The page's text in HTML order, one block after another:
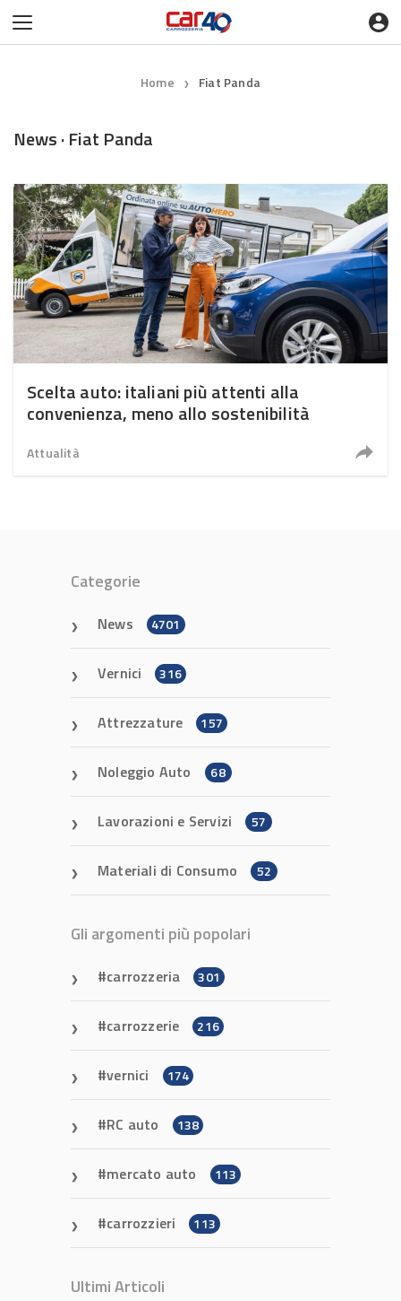
Home ❯ Fiat Panda
News · Fiat Panda
Scelta auto: italiani più attenti alla
convenienza, meno allo sostenibilità
Attualità
Categorie
News 4701
Vernici 316
Attrezzature 157
Noleggio Auto 68
Lavorazioni e Servizi 57
Materiali di Consumo 52
Gli argomenti più popolari
carrozzeria 301
carrozzerie 216
vernici 174
RC auto 138
mercato auto 113
carrozzieri 113
Ultimi Articoli